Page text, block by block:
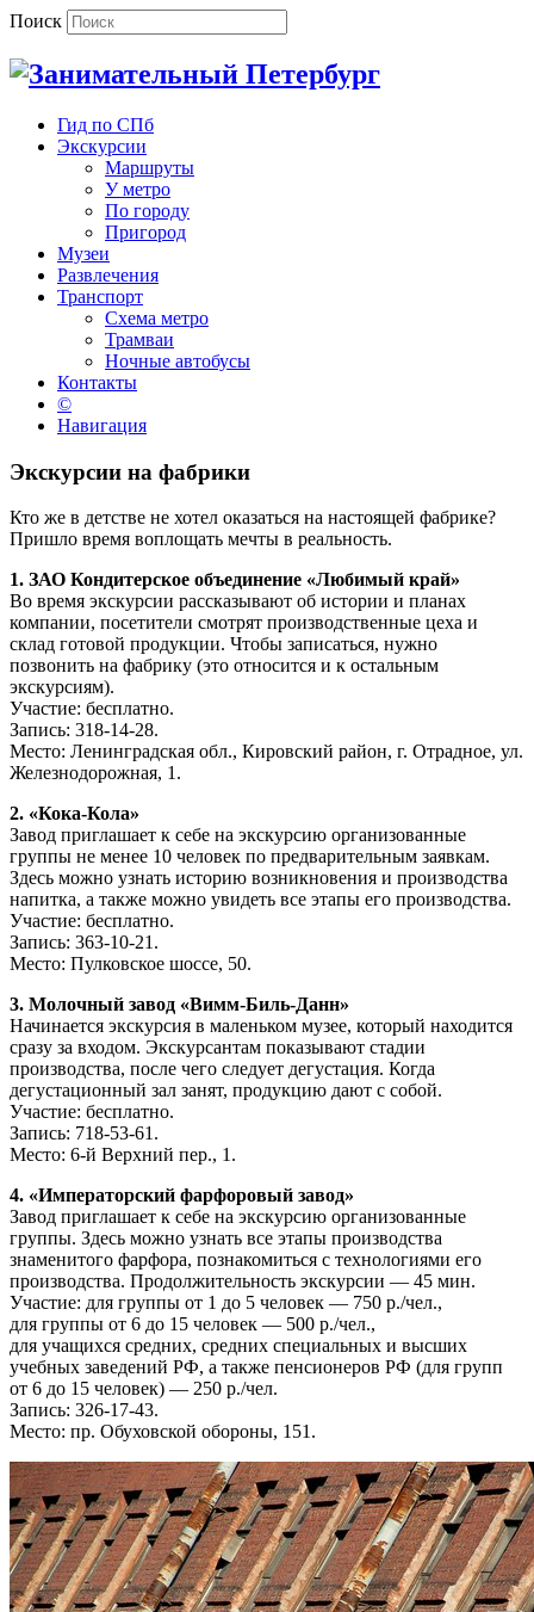
Поиск
Гид по СПб
Экскурсии
Маршруты
У метро
По городу
Пригород
Музеи
Развлечения
Транспорт
Схема метро
Трамваи
Ночные автобусы
Контакты
©
Навигация
Экскурсии на фабрики
Кто же в детстве не хотел оказаться на настоящей фабрике?
Пришло время воплощать мечты в реальность.
1. ЗАО Кондитерское объединение «Любимый край»
Во время экскурсии рассказывают об истории и планах
компании, посетители смотрят производственные цеха и
склад готовой продукции. Чтобы записаться, нужно
позвонить на фабрику (это относится и к остальным
экскурсиям).
Участие: бесплатно.
Запись: 318-14-28.
Место: Ленинградская обл., Кировский район, г. Отрадное, ул.
Железнодорожная, 1.
2. «Кока-Кола»
Завод приглашает к себе на экскурсию организованные
группы не менее 10 человек по предварительным заявкам.
Здесь можно узнать историю возникновения и производства
напитка, а также можно увидеть все этапы его производства.
Участие: бесплатно.
Запись: 363-10-21.
Место: Пулковское шоссе, 50.
3. Молочный завод «Вимм-Биль-Данн»
Начинается экскурсия в маленьком музее, который находится
сразу за входом. Экскурсантам показывают стадии
производства, после чего следует дегустация. Когда
дегустационный зал занят, продукцию дают с собой.
Участие: бесплатно.
Запись: 718-53-61.
Место: 6-й Верхний пер., 1.
4. «Императорский фарфоровый завод»
Завод приглашает к себе на экскурсию организованные
группы. Здесь можно узнать все этапы производства
знаменитого фарфора, познакомиться с технологиями его
производства. Продолжительность экскурсии — 45 мин.
Участие: для группы от 1 до 5 человек — 750 р./чел.,
для группы от 6 до 15 человек — 500 р./чел.,
для учащихся средних, средних специальных и высших
учебных заведений РФ, а также пенсионеров РФ (для групп
от 6 до 15 человек) — 250 р./чел.
Запись: 326-17-43.
Место: пр. Обуховской обороны, 151.